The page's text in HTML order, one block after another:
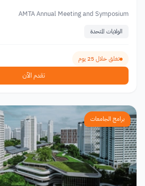
AMTA Annual Meeting and Symposium
الولايات المتحدة
تغلق خلال 25 يوم
تقدم الآن
برامج الجامعات